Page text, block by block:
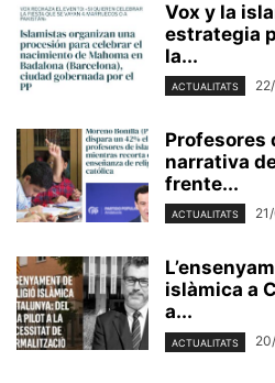
Vox y la
estrategia
la...
ACTUALITATS
Profesores
narrativa
frente...
ACTUALITATS
islàmica a
a...
ACTUALITATS